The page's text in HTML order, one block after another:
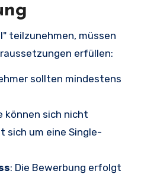
teilzunehmen, müssen
erfüllen:
sollten mindestens
können sich nicht
sich um eine Single-
: Die Bewerbung erfolgt